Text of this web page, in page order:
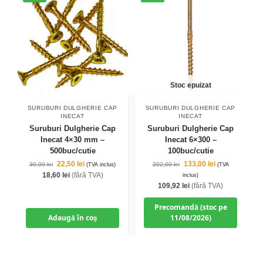
SURUBURI DULGHERIE CAP
INECAT
Suruburi Dulgherie Cap
Inecat 4×30 mm –
500buc/cutie
30,00lei 22,50 lei (TVA inclus)
18,60 lei(fără TVA)
Adaugă în coș
Stoc epuizat
SURUBURI DULGHERIE CAP
INECAT
Suruburi Dulgherie Cap
Inecat 6×300 –
100buc/cutie
202,00lei 133,00 lei (TVA
inclus)
109,92 lei (fără TVA)
Precomandă (stoc pe
11/08/2026)